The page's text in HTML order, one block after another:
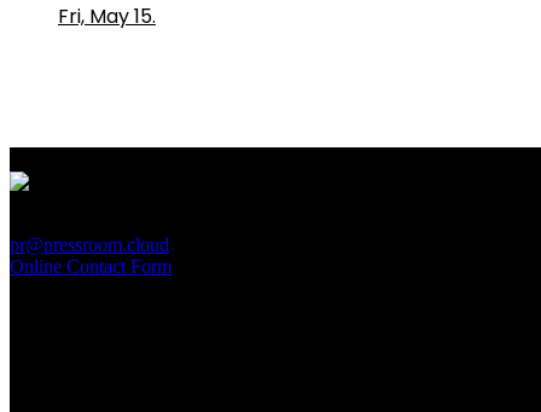
Fri, May 15.
pr@pressroom.cloud
Online Contact Form